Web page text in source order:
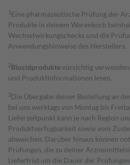
1 Eine pharmazeutische Prüfung der
Produkte in deinem Warenkorb
Wechselwirkungschecks und die
Anwendungshinweise des Herstellers.
2Biozidproduktevorsichtig
und Produktinformationen lesen.
3Die Übergabe deiner Bestellung an
bei uns werktags von Montag bis
Lieferzeitpunkt kann je nach Region
Produktverfügbarkeit sowie vom
abweichen. Darüber hinaus können
Prüfungen, die zu deiner
Lieferfrist um die Dauer der